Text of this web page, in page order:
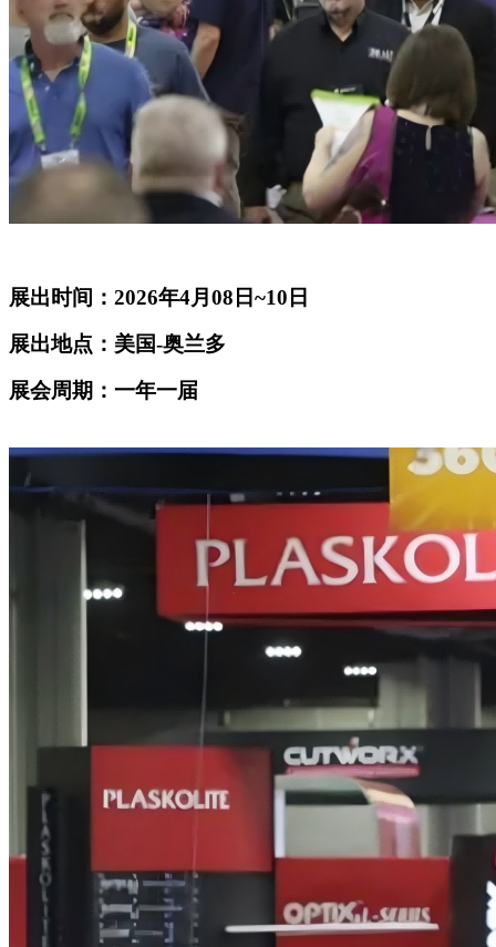
展出时间：2026年4月08日~10日
展出地点：美国-奥兰多
展会周期：一年一届